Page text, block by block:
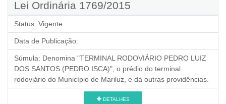
Lei Ordinária 1769/2015
Status: Vigente
Data de Publicação:
Súmula: Denomina "TERMINAL RODOVIÁRIO PEDRO LUIZ
DOS SANTOS (PEDRO ISCA)", o prédio do terminal
rodoviário do Município de Mariluz, e dá outras providências.
DETALHES